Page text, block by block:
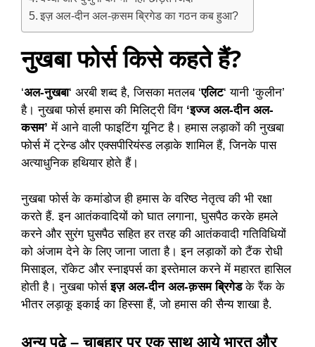
इज़ अल-दीन अल-क़सम ब्रिगेड का गठन कब हुआ?
नुखबा फोर्स किसे कहते हैं?
‘अल-नुखबा‘ अरबी शब्द है, जिसका मतलब ‘एलिट‘ यानी ‘कुलीन’
है। नुखबा फोर्स हमास की मिलिट्री विंग ‘इज्ज अल-दीन अल-
कसम’ में आने वाली फाइटिंग यूनिट है। हमास लड़ाकों की नुखबा
फोर्स में ट्रेन्ड और एक्सपीरियंस्ड लड़ाके शामिल हैं, जिनके पास
अत्याधुनिक हथियार होते हैं।
नुखबा फोर्सके कमांडोज ही हमास के वरिष्ठ नेतृत्व की भी रक्षा
करते हैं. इन आतंकवादियों को घात लगाना, घुसपैठ करके हमले
करने और सुरंग घुसपैठ सहित हर तरह की आतंकवादी गतिविधियों
को अंजाम देने के लिए जाना जाता है। इन लड़ाकों को टैंक रोधी
मिसाइल, रॉकेट और स्‍नाइपर्स का इस्‍तेमाल करने में महारत हासिल
होती है। नुखबा फोर्सइज़ अल-दीन अल-क़सम ब्रिगेडके रैंक के
भीतर लड़ाकू इकाई का हिस्सा हैं, जो हमास की सैन्य शाखा है.
अन्य पढ़े –चाबहार पर एक साथ आये भारत और